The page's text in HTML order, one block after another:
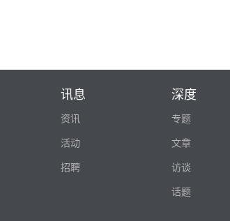
讯息
资讯
活动
招聘
深度
专题
文章
访谈
话题